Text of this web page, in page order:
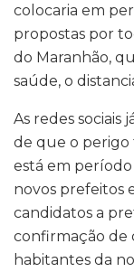
colocaria em
propostas por
do Maranhão,
saúde, o
As redes sociais
de que o perigo
está em
novos prefeitos
candidatos a
confirmação de
habitantes da